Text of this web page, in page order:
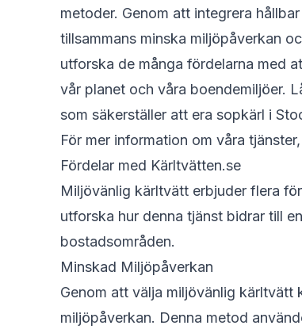
metoder. Genom att integrera
tillsammans minska miljöpåverkan
utforska de många fördelarna med
vår planet och våra boendemiljöer.
som säkerställer att era sopkärl i
För mer information om våra tjänster,
Fördelar med Kärltvätten.se
Miljövänlig kärltvätt erbjuder flera
utforska hur denna tjänst bidrar till
bostadsområden.
Minskad Miljöpåverkan
Genom att välja miljövänlig kärltvätt
miljöpåverkan. Denna metod